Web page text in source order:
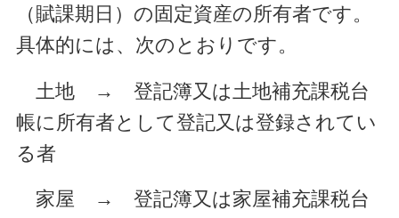
（賦課期日）の固定資産の所有者です。
具体的には、次のとおりです。
土地 → 登記簿又は土地補充課税台
帳に所有者として登記又は登録されてい
る者
家屋 → 登記簿又は家屋補充課税台